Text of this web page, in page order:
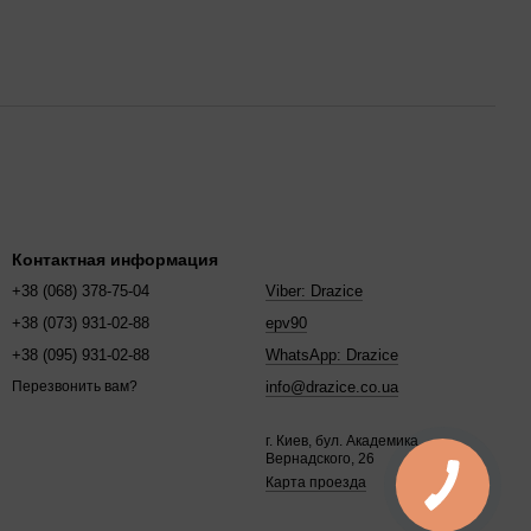
Контактная информация
+38 (068) 378-75-04
+38 (073) 931-02-88
+38 (095) 931-02-88
Перезвонить вам?
Viber: Drazice
epv90
WhatsApp: Drazice
info@drazice.co.ua
г. Киев, бул. Академика
Вернадского, 26
Карта проезда